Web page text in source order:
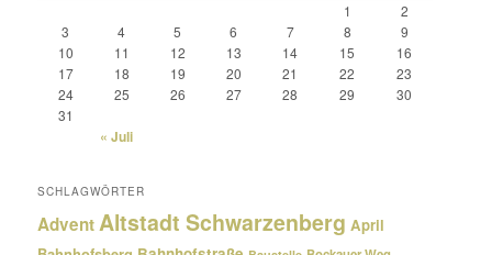
1
2
3
4 5 6 7 8
9
10
11 12 13 14 15
16
17
18 19 20 21 22
23
24
25 26 27 28 29
30
31
« Juli
SCHLAGWÖRTER
AdventAltstadt Schwarzenberg April